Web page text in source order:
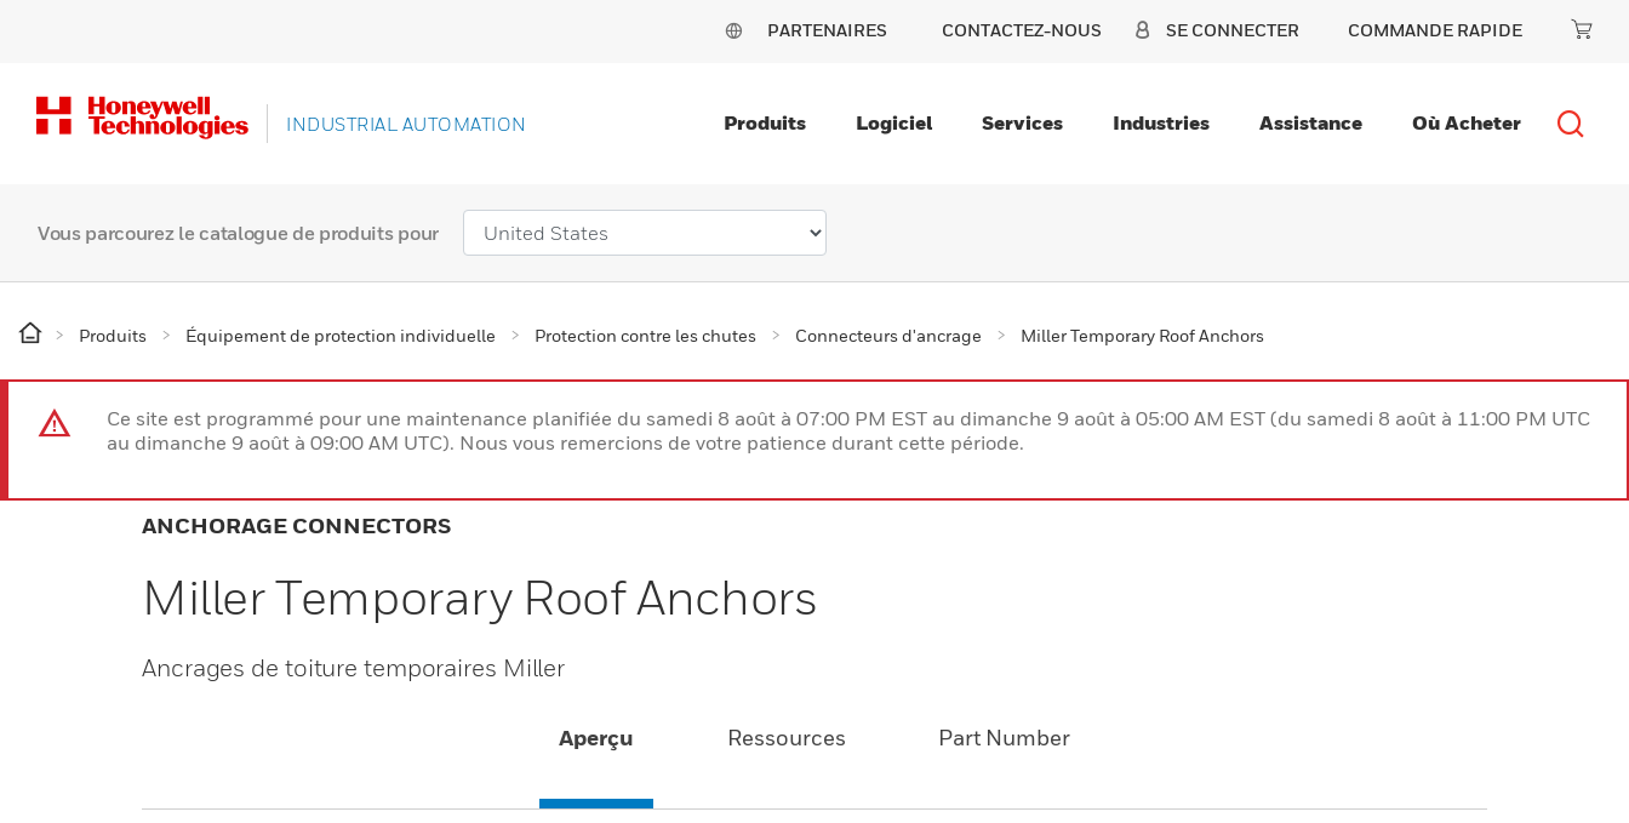
PARTENAIRES CONTACTEZ-NOUS SE CONNECTER COMMANDE RAPIDE
INDUSTRIAL AUTOMATION Produits Logiciel Services Industries Assistance Où Acheter
Vous parcourez le catalogue de produits pour
Produits Équipement de protection individuelle Protection contre les chutes Connecteurs d'ancrage Miller Temporary Roof Anchors
Ce site est programmé pour une maintenance planifiée du samedi 8 août à 07:00 PM EST au dimanche 9 août à 05:00 AM EST (du samedi 8 août à 11:00 PM UTC
au dimanche 9 août à 09:00 AM UTC). Nous vous remercions de votre patience durant cette période.
ANCHORAGE CONNECTORS
Miller Temporary Roof Anchors
Ancrages de toiture temporaires Miller
Aperçu Ressources Part Number